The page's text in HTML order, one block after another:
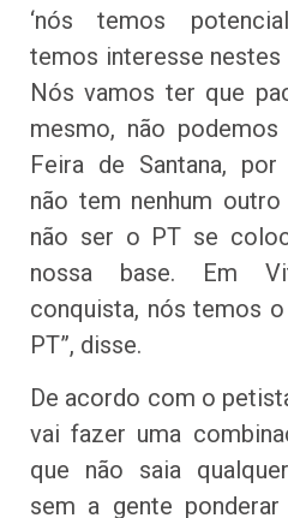
‘nós temos
temos interesse nestes
Nós vamos ter que
mesmo, não podemos
Feira de Santana, por
não tem nenhum
não ser o PT se
nossa base. Em
conquista, nós temos
PT”, disse.
De acordo com o
vai fazer uma
que não saia
sem a gente